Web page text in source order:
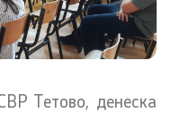
Тетово, денеска